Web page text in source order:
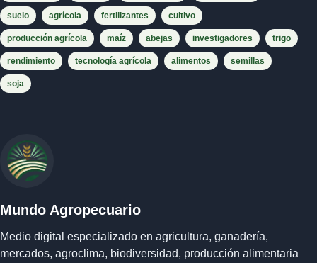
suelo agrícola fertilizantes cultivo
producción agrícola maíz abejas investigadores trigo
rendimiento tecnología agrícola alimentos semillas
soja
Mundo Agropecuario
Medio digital especializado en agricultura, ganadería,
mercados, agroclima, biodiversidad, producción alimentaria